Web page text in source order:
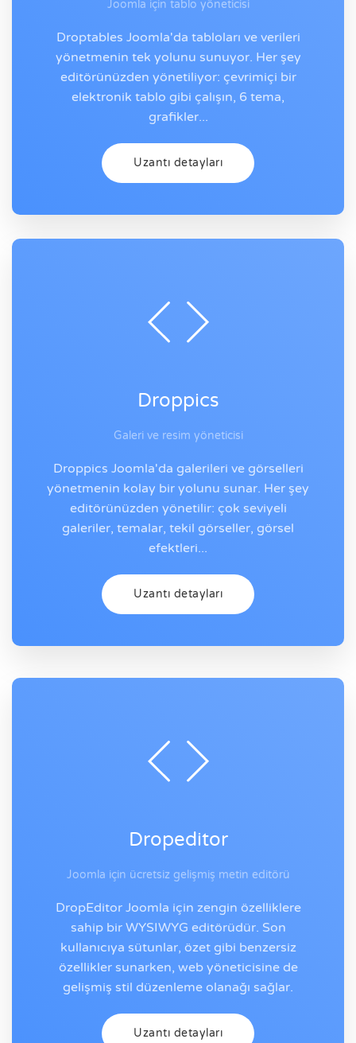
Joomla için tablo yöneticisi
Droptables Joomla'da tabloları ve verileri
yönetmenin tek yolunu sunuyor. Her şey
editörünüzden yönetiliyor: çevrimiçi bir
elektronik tablo gibi çalışın, 6 tema,
grafikler...
Uzantı detayları
Droppics
Galeri ve resim yöneticisi
Droppics Joomla'da galerileri ve görselleri
yönetmenin kolay bir yolunu sunar. Her şey
editörünüzden yönetilir: çok seviyeli
galeriler, temalar, tekil görseller, görsel
efektleri...
Uzantı detayları
Dropeditor
Joomla için ücretsiz gelişmiş metin editörü
DropEditor Joomla için zengin özelliklere
sahip bir WYSIWYG editörüdür. Son
kullanıcıya sütunlar, özet gibi benzersiz
özellikler sunarken, web yöneticisine de
gelişmiş stil düzenleme olanağı sağlar.
Uzantı detayları